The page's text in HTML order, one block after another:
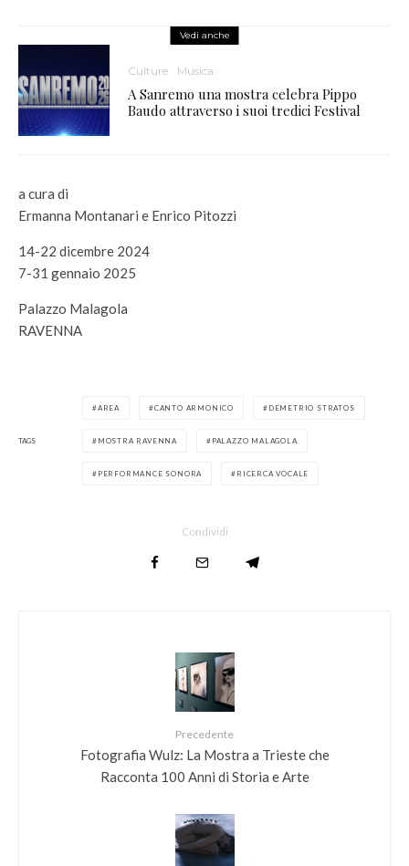
Vedi anche
Culture Musica
A Sanremo una mostra celebra Pippo
Baudo attraverso i suoi tredici Festival
a cura di
Ermanna Montanari e Enrico Pitozzi
14-22 dicembre 2024
7-31 gennaio 2025
Palazzo Malagola
RAVENNA
TAGS
AREA CANTO ARMONICO DEMETRIO STRATOS
MOSTRA RAVENNA PALAZZO MALAGOLA
PERFORMANCE SONORA RICERCA VOCALE
Condividi
Precedente
Fotografia Wulz: La Mostra a Trieste che
Racconta 100 Anni di Storia e Arte